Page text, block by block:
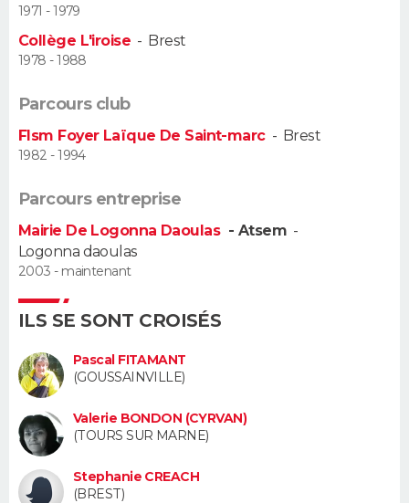
Alimentation
Guide de la santé
Maladies
Médicaments
Sommeil
VOYAGE
GUIDES D'ACHAT
Carte de Noël
Carte Bonne année
Carte Saint-Valentin
Carte Pâques
Carte d'anniversaire
DICTIONNAIRE
PROGRAMME TV
S'inscrire
Se connecter
Lycées
Collèges
Primaires
Universités
Entreprises
Service militaire
Avis de recherche
AVIS DE DÉCÈS
FORUM
Bricolage
Lifestyle
Culture
Sport
Auto
Television
Voyage
Cinema
1971 - 1979
Collège L'iroise - Brest
1978 - 1988
Parcours club
Flsm Foyer Laïque De Saint-marc- Brest
1982 - 1994
Parcours entreprise
Mairie De Logonna Daoulas - Atsem-
Logonna daoulas
2003 - maintenant
ILS SE SONT CROISÉS
Pascal FITAMANT
(GOUSSAINVILLE)
Valerie BONDON (CYRVAN)
(TOURS SUR MARNE)
Stephanie CREACH
(BREST)